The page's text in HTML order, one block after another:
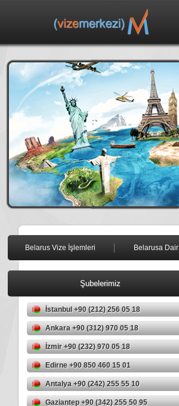
Belarus Vize İşlemleri Belarusa Dair
Şubelerimiz
İstanbul +90 (212) 256 05 18
Ankara +90 (312) 970 05 18
İzmir +90 (232) 970 05 18
Edirne +90 850 460 15 01
Antalya +90 (242) 255 55 10
Gaziantep +90 (342) 255 50 95